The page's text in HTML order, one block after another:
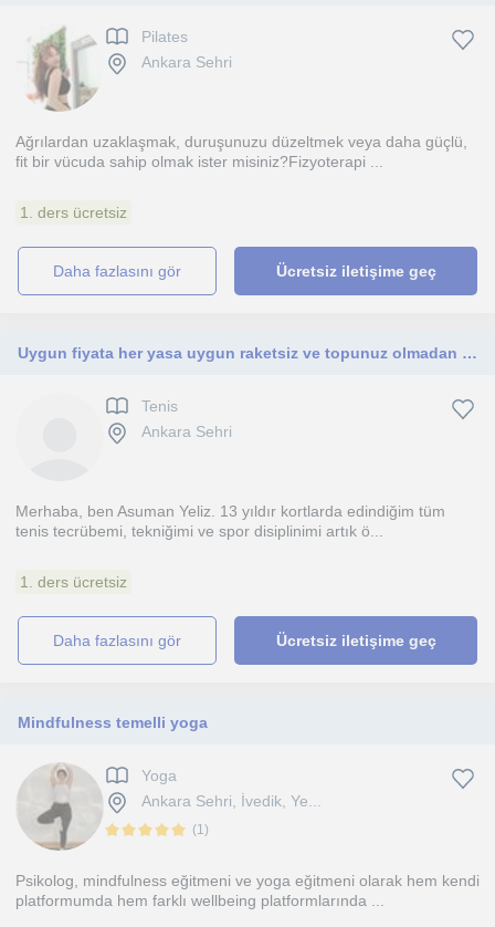
Pilates
Ankara Sehri
Ağrılardan uzaklaşmak, duruşunuzu düzeltmek veya daha güçlü,
fit bir vücuda sahip olmak ister misiniz?​Fizyoterapi ...
1. ders ücretsiz
daha fazlasını gör Ücretsiz iletişime geç
Uygun fiyata her yasa uygun raketsiz ve topunuz olmadan cort tenisi dersi verilir
Tenis
Ankara Sehri
Merhaba, ben Asuman Yeliz. 13 yıldır kortlarda edindiğim tüm
tenis tecrübemi, tekniğimi ve spor disiplinimi artık ö...
1. ders ücretsiz
daha fazlasını gör Ücretsiz iletişime geç
Mindfulness temelli yoga
Yoga
Ankara Sehri, İvedik, Ye...
(1)
Psikolog, mindfulness eğitmeni ve yoga eğitmeni olarak hem kendi
platformumda hem farklı wellbeing platformlarında ...